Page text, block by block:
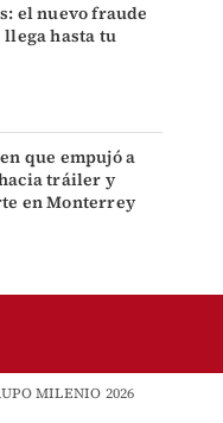
el nuevo fraude
hasta tu
que empujó a
tráiler y
en Monterrey
MILENIO 2026